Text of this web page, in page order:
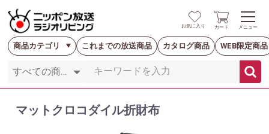
お気に入り カート メニュー
商品カテゴリ これまでの放送商品 カタログ商品 WEB限定商品
マットクロコダイル折財布